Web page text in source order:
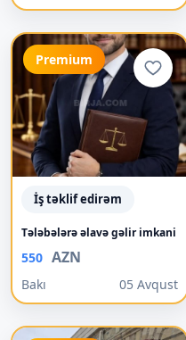
Premium
İş təklif edirəm
Tələbələrə əlavə gəlir imkani
550 AZN
Bakı 05 Avqust